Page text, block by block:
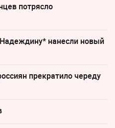
потрясло
нанесли новый
прекратило череду